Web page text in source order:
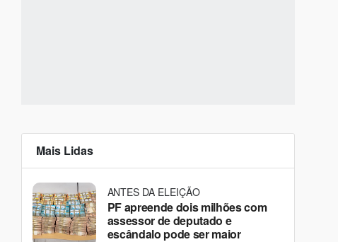
Mais Lidas
ANTES DA ELEIÇÃO
PF apreende dois milhões com
assessor de deputado e
escândalo pode ser maior